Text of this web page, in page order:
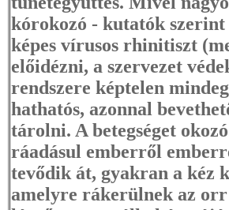
kórokozó - kutatók szerint
képes vírusos rhinitiszt
előidézni, a szervezet
rendszere képtelen
hathatós, azonnal
tárolni. A betegséget
ráadásul emberről
tevődik át, gyakran a kéz
amelyre rákerülnek az orr